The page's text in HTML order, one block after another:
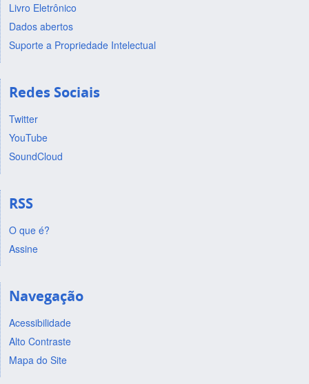
Livro Eletrônico
Dados abertos
Suporte a Propriedade Intelectual
Redes Sociais
Twitter
YouTube
SoundCloud
RSS
O que é?
Assine
Navegação
Acessibilidade
Alto Contraste
Mapa do Site